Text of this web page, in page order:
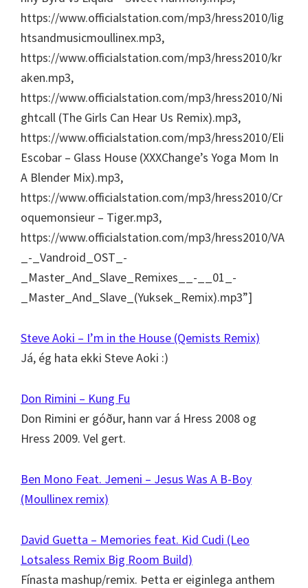
https://www.officialstation.com/mp3/hress2010/lig
htsandmusicmoullinex.mp3,
https://www.officialstation.com/mp3/hress2010/kr
aken.mp3,
https://www.officialstation.com/mp3/hress2010/Ni
ghtcall (The Girls Can Hear Us Remix).mp3,
https://www.officialstation.com/mp3/hress2010/Eli
Escobar – Glass House (XXXChange’s Yoga Mom In
A Blender Mix).mp3,
https://www.officialstation.com/mp3/hress2010/Cr
oquemonsieur – Tiger.mp3,
https://www.officialstation.com/mp3/hress2010/VA
_-_Vandroid_OST_-
_Master_And_Slave_Remixes__-__01_-
_Master_And_Slave_(Yuksek_Remix).mp3”]
Steve Aoki – I’m in the House (Qemists Remix)
Já, ég hata ekki Steve Aoki :)
Don Rimini – Kung Fu
Don Rimini er góður, hann var á Hress 2008 og
Hress 2009. Vel gert.
Ben Mono Feat. Jemeni – Jesus Was A B-Boy
(Moullinex remix)
David Guetta – Memories feat. Kid Cudi (Leo
Lotsaless Remix Big Room Build)
Fínasta mashup/remix. Þetta er eiginlega anthem